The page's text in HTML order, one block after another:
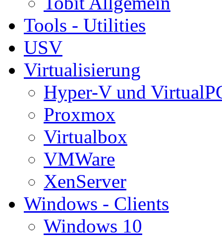
Tools - Utilities
USV
Virtualisierung
Hyper-V und
Proxmox
Virtualbox
VMWare
XenServer
Windows - Clients
Windows 10